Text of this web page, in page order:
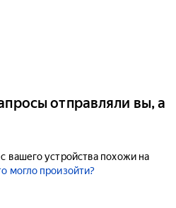
отправляли вы, а
вашего устройства похожи на
могло произойти?